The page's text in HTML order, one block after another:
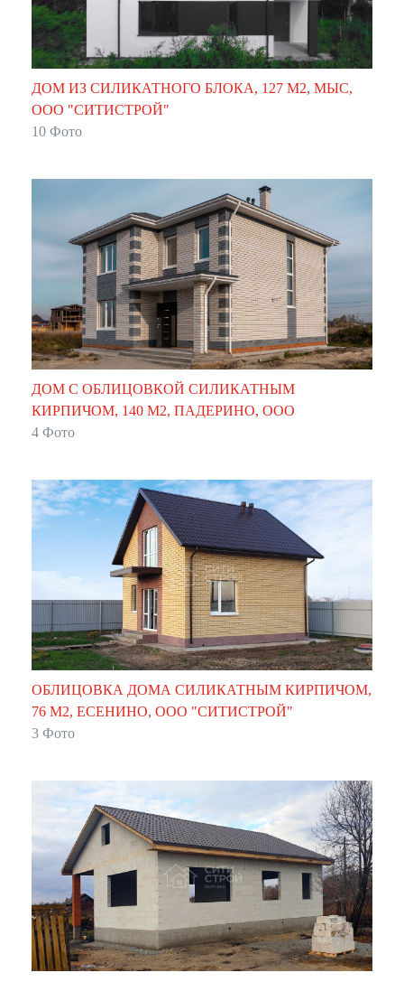
ДОМ ИЗ СИЛИКАТНОГО БЛОКА, 127 М2, МЫС,
ООО "СИТИСТРОЙ"
10 Фото
ДОМ С ОБЛИЦОВКОЙ СИЛИКАТНЫМ
КИРПИЧОМ, 140 М2, ПАДЕРИНО, ООО
"СИТИСТРОЙ"
4 Фото
ОБЛИЦОВКА ДОМА СИЛИКАТНЫМ КИРПИЧОМ,
76 М2, ЕСЕНИНО, ООО "СИТИСТРОЙ"
3 Фото